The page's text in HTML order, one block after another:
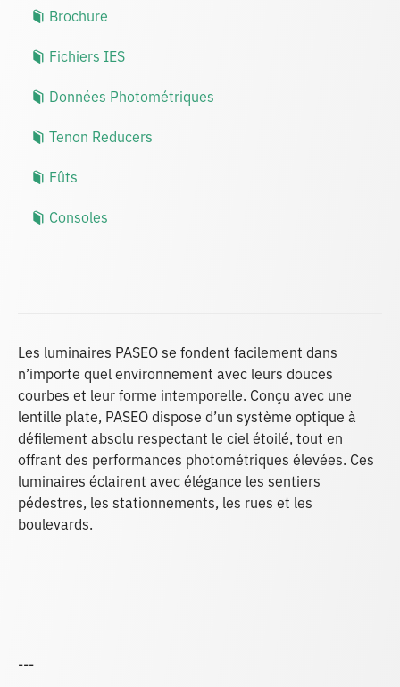
Brochure
Fichiers IES
Données Photométriques
Tenon Reducers
Fûts
Consoles
Les luminaires PASEO se fondent facilement dans
n’importe quel environnement avec leurs douces
courbes et leur forme intemporelle. Conçu avec une
lentille plate, PASEO dispose d’un système optique à
défilement absolu respectant le ciel étoilé, tout en
offrant des performances photométriques élevées. Ces
luminaires éclairent avec élégance les sentiers
pédestres, les stationnements, les rues et les
boulevards.
---